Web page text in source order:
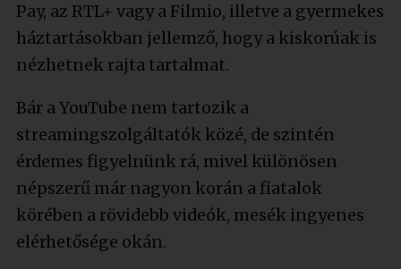
Pay, az RTL+ vagy a Filmio, illetve a gyermekes
háztartásokban jellemző, hogy a kiskorúak is
nézhetnek rajta tartalmat.
Bár a YouTube nem tartozik a
streamingszolgáltatók közé, de szintén
érdemes figyelnünk rá, mivel különösen
népszerű már nagyon korán a fiatalok
körében a rövidebb videók, mesék ingyenes
elérhetősége okán.